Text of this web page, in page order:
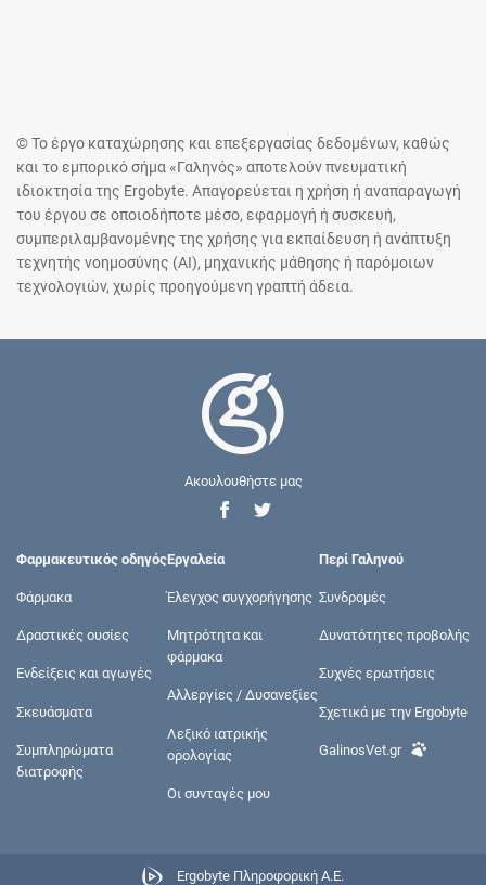
© Το έργο καταχώρησης και επεξεργασίας δεδομένων, καθώς
και το εμπορικό σήμα «Γαληνός» αποτελούν πνευματική
ιδιοκτησία της Ergobyte. Απαγορεύεται η χρήση ή αναπαραγωγή
του έργου σε οποιοδήποτε μέσο, εφαρμογή ή συσκευή,
συμπεριλαμβανομένης της χρήσης για εκπαίδευση ή ανάπτυξη
τεχνητής νοημοσύνης (AI), μηχανικής μάθησης ή παρόμοιων
τεχνολογιών, χωρίς προηγούμενη γραπτή άδεια.
Ακουλουθήστε μας
Φαρμακευτικός οδηγός
Φάρμακα
Δραστικές ουσίες
Ενδείξεις και αγωγές
Σκευάσματα
Συμπληρώματα
διατροφής
Εργαλεία
Έλεγχος συγχορήγησης
Μητρότητα και
φάρμακα
Αλλεργίες / Δυσανεξίες
Λεξικό ιατρικής
ορολογίας
Οι συνταγές μου
Περί Γαληνού
Συνδρομές
Δυνατότητες προβολής
Συχνές ερωτήσεις
Σχετικά με την Ergobyte
GalinosVet.gr
Ergobyte Πληροφορική Α.Ε.